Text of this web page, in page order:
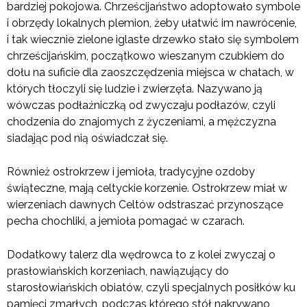
bardziej pokojowa. Chrześcijaństwo adoptowało symbole
i obrzędy lokalnych plemion, żeby ułatwić im nawrócenie,
i tak wiecznie zielone iglaste drzewko stało się symbolem
chrześcijańskim, początkowo wieszanym czubkiem do
dołu na suficie dla zaoszczędzenia miejsca w chatach, w
których tłoczyli się ludzie i zwierzęta. Nazywano ją
wówczas podłaźniczką od zwyczaju podłazów, czyli
chodzenia do znajomych z życzeniami, a mężczyzna
siadając pod nią oświadczał się.
Również ostrokrzew i jemioła, tradycyjne ozdoby
świąteczne, mają celtyckie korzenie. Ostrokrzew miał w
wierzeniach dawnych Celtów odstraszać przynoszące
pecha chochliki, a jemioła pomagać w czarach.
Dodatkowy talerz dla wędrowca to z kolei zwyczaj o
prasłowiańskich korzeniach, nawiązujący do
starosłowiańskich obiatów, czyli specjalnych posiłków ku
pamięci zmarłych, podczas którego stół nakrywano